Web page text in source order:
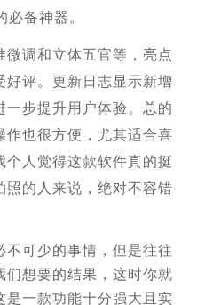
备神器。
调和立体五官等，亮点
评。更新日志显示新增
步提升用户体验。总的
作也很方便，尤其适合喜
人觉得这款软件真的挺
照的人来说，绝对不容错
可少的事情，但是往往
们想要的结果，这时你就
是一款功能十分强大且实